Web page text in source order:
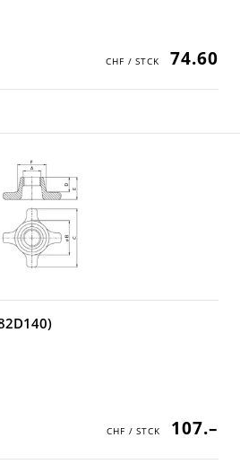
74.60
107.–